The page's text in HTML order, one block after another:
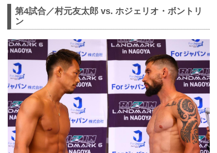
第4試合／村元友太郎 vs. ホジェリオ・ボントリ
ン